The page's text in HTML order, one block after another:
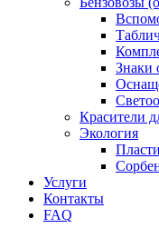
Знаки
Красители
Экология
Услуги
Контакты
FAQ